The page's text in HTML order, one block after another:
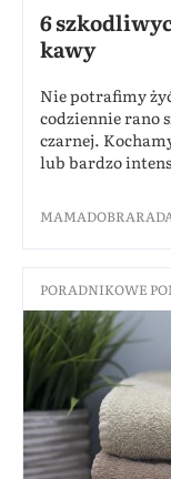
6
kawy
Nie potrafimy
codziennie rano
czarnej.
lub bardzo
PORADNIKOWE